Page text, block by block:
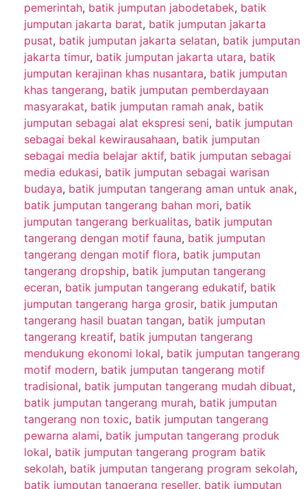
pemerintah, batik jumputan jabodetabek, batik
jumputan jakarta barat, batik jumputan jakarta
pusat, batik jumputan jakarta selatan, batik jumputan
jakarta timur, batik jumputan jakarta utara, batik
jumputan kerajinan khas nusantara, batik jumputan
khas tangerang, batik jumputan pemberdayaan
masyarakat, batik jumputan ramah anak, batik
jumputan sebagai alat ekspresi seni, batik jumputan
sebagai bekal kewirausahaan, batik jumputan
sebagai media belajar aktif, batik jumputan sebagai
media edukasi, batik jumputan sebagai warisan
budaya, batik jumputan tangerang aman untuk anak,
batik jumputan tangerang bahan mori, batik
jumputan tangerang berkualitas, batik jumputan
tangerang dengan motif fauna, batik jumputan
tangerang dengan motif flora, batik jumputan
tangerang dropship, batik jumputan tangerang
eceran, batik jumputan tangerang edukatif, batik
jumputan tangerang harga grosir, batik jumputan
tangerang hasil buatan tangan, batik jumputan
tangerang kreatif, batik jumputan tangerang
mendukung ekonomi lokal, batik jumputan tangerang
motif modern, batik jumputan tangerang motif
tradisional, batik jumputan tangerang mudah dibuat,
batik jumputan tangerang murah, batik jumputan
tangerang non toxic, batik jumputan tangerang
pewarna alami, batik jumputan tangerang produk
lokal, batik jumputan tangerang program batik
sekolah, batik jumputan tangerang program sekolah,
batik jumputan tangerang reseller, batik jumputan